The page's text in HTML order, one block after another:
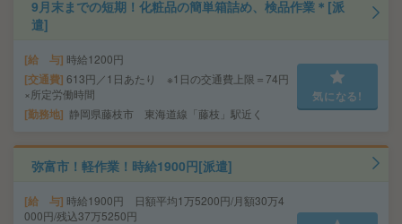
9月末までの短期！化粧品の簡単箱詰め、検品作業＊[派
遣]
給 与 時給1200円
交通費 613円／1日あたり ※1日の交通費上限＝74円
×所定労働時間
勤務地 静岡県藤枝市 東海道線「藤枝」駅近く
気になる!
弥富市！軽作業！時給1900円[派遣]
給 与 時給1900円 日額平均1万5200円/月額30万4
000円/残込37万5250円